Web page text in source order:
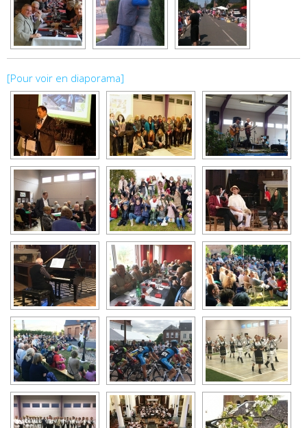
[Pour voir en diaporama]